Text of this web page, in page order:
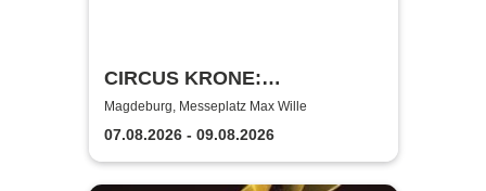
CIRCUS KRONE:
FARBENSPIEL – Gold Edition
- Magdeburg
Magdeburg, Messeplatz Max Wille
07.08.2026 - 09.08.2026